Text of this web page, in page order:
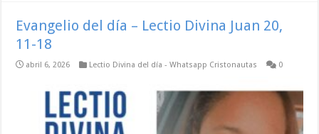
Evangelio del día – Lectio Divina Juan 20,
11-18
abril 6, 2026 Lectio Divina del día - Whatsapp Cristonautas 0